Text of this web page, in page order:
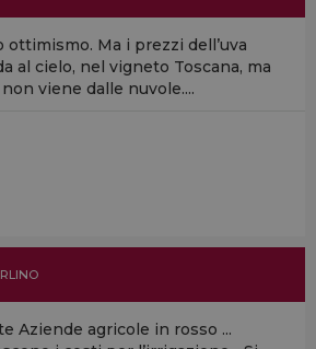
ottimismo. Ma i prezzi dell’uva
al cielo, nel vigneto Toscana, ma
viene dalle nuvole....
Aziende agricole in rosso ...